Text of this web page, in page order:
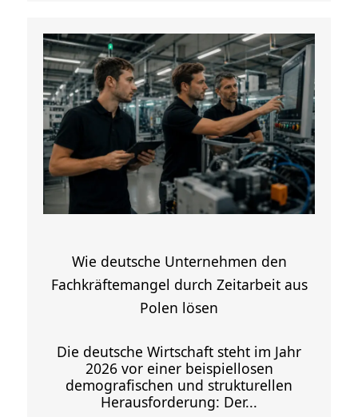
Wie deutsche Unternehmen den
Fachkräftemangel durch Zeitarbeit aus
Polen lösen
Die deutsche Wirtschaft steht im Jahr
2026 vor einer beispiellosen
demografischen und strukturellen
Herausforderung: Der...